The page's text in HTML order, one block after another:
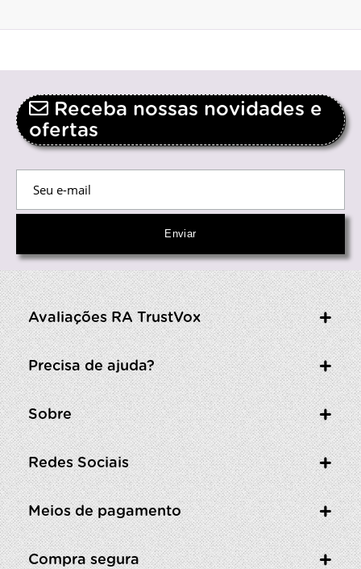
Receba nossas novidades e
ofertas
Avaliações RA TrustVox
Precisa de ajuda?
Sobre
Redes Sociais
Meios de pagamento
Compra segura